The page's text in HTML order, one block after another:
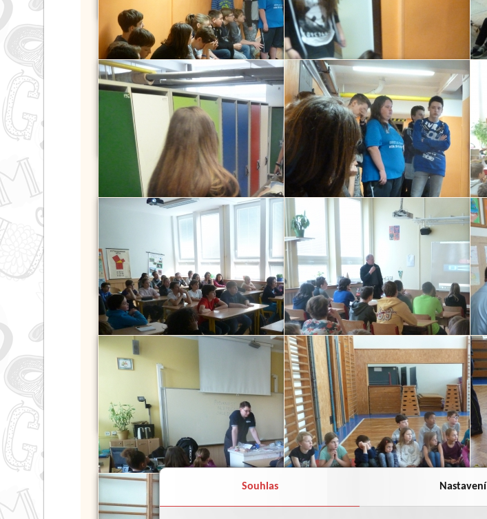
Souhlas Nastavení